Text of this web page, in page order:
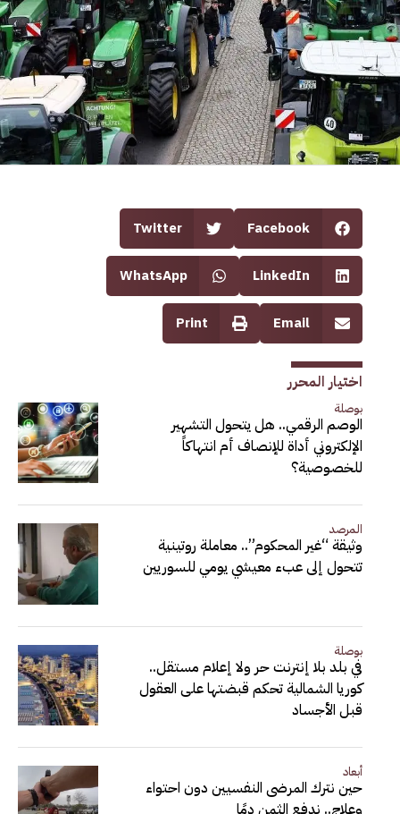
Facebook
Twitter
LinkedIn
WhatsApp
Email
Print
اختيار المحرر
بوصلة
الوصم الرقمي.. هل يتحول التشهير
الإلكتروني أداة للإنصاف أم انتهاكاً
للخصوصية؟
المرصد
وثيقة “غير المحكوم”.. معاملة روتينية
تتحول إلى عبء معيشي يومي للسوريين
بوصلة
في بلد بلا إنترنت حر ولا إعلام مستقل..
كوريا الشمالية تحكم قبضتها على العقول
قبل الأجساد
أبعاد
حين نترك المرضى النفسيين دون احتواء
وعلاج.. ندفع الثمن دمًا